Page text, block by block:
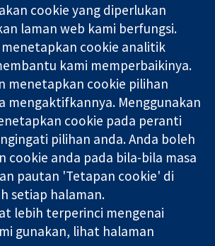
11-13 Cavendish
Square
London
W1G 0AN
United Kingdom
Hubungi kita
Berita
Pejabat
akhbar
Perihal Kami
Pekerjaan
Cochrane
Library
sebuah badan amal (no. 1045921) dan
oleh jaminan (no. 03044323) yang
Wales. Nombor pendaftaran VAT GB 718
cookie yang diperlukan
laman web kami berfungsi.
menetapkan cookie analitik
kami memperbaikinya.
menetapkan cookie pilihan
mengaktifkannya. Menggunakan
cookie pada peranti
pilihan anda. Anda boleh
cookie anda pada bila-bila masa
pautan 'Tetapan cookie' di
setiap halaman.
lebih terperinci mengenai
gunakan, lihat halaman